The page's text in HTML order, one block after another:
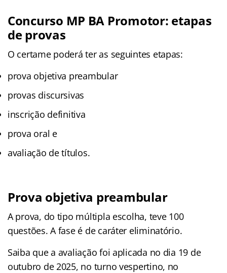
Concurso MP BA Promotor: etapas
de provas
O certame poderá ter as seguintes etapas:
prova objetiva preambular
provas discursivas
inscrição definitiva
prova oral e
avaliação de títulos.
Prova objetiva preambular
A prova, do tipo múltipla escolha, teve 100
questões. A fase é de caráter eliminatório.
Saiba que a avaliação foi aplicada no dia 19 de
outubro de 2025, no turno vespertino, no